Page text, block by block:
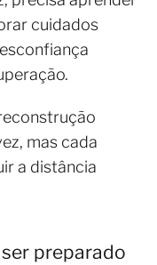
cuidados
mas cada
a distância
preparado